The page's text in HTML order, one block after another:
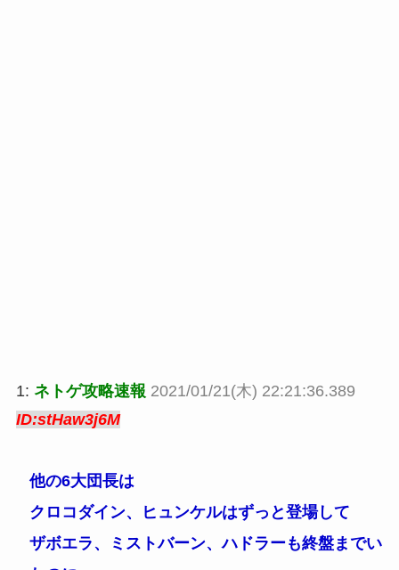
1: ネトゲ攻略速報 2021/01/21(木) 22:21:36.389
ID:stHaw3j6M
他の6大団長は
クロコダイン、ヒュンケルはずっと登場して
ザボエラ、ミストバーン、ハドラーも終盤までい